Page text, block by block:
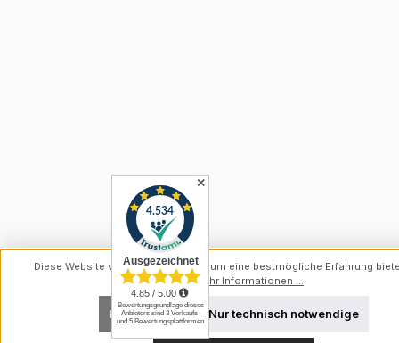
✕
Diese Website verwendet Cookies, um eine bestmögliche Erfahrung
können.Mehr Informationen ...
Nur technisch notwendige
Konfigurieren